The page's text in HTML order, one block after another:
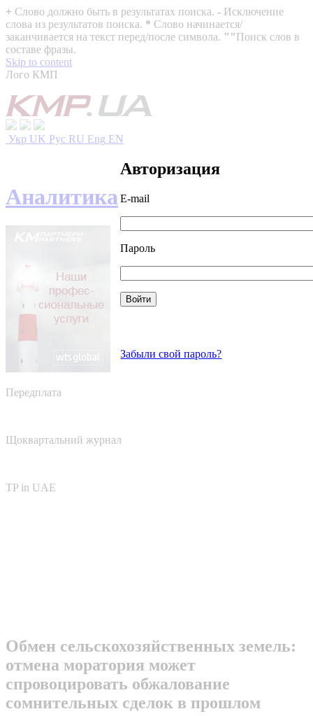
+ Слово должно быть в результатах поиска. - Исключение
слова из результатов поиска. * Слово начинается/
заканчивается на текст перед/после символа. ""Поиск слов в
составе фразы.
Skip to content
Лого КМП
Укр UK Рус RU Eng EN
Авторизация
E-mail
Пароль
Забыли свой пароль?
Аналитика
Передплата
Щоквартальний журнал
TP in UAE
Обмен сельскохозяйственных земель:
отмена моратория может
спровоцировать обжалование
сомнительных сделок в прошлом